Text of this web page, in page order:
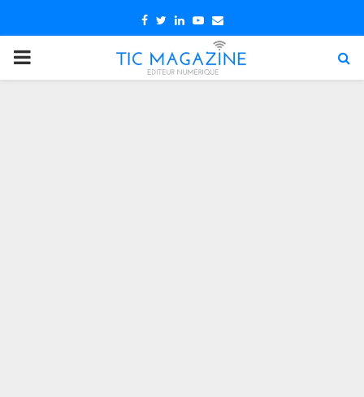
Facebook
TwitterLinkedin
Youtube
Email
PRIMARY